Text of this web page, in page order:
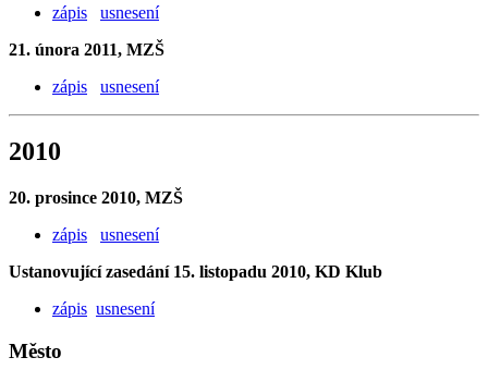
zápis
usnesení
21. února 2011, MZŠ
zápis
usnesení
2010
20. prosince 2010, MZŠ
zápis
usnesení
Ustanovující zasedání 15. listopadu 2010, KD Klub
zápis usnesení
Město